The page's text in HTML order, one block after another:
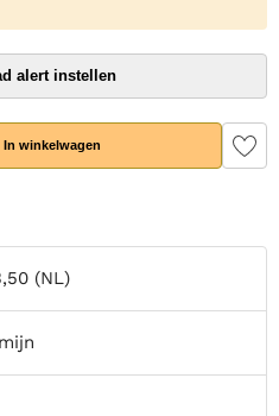
alert instellen
In winkelwagen
(NL)